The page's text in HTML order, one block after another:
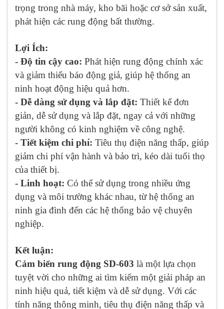
trọng trong nhà máy, kho bãi hoặc cơ sở sản xuất,
phát hiện các rung động bất thường.
Lợi Ích:
- Độ tin cậy cao: Phát hiện rung động chính xác
và giảm thiểu báo động giả, giúp hệ thống an
ninh hoạt động hiệu quả hơn.
- Dễ dàng sử dụng và lắp đặt: Thiết kế đơn
giản, dễ sử dụng và lắp đặt, ngay cả với những
người không có kinh nghiệm về công nghệ.
- Tiết kiệm chi phí: Tiêu thụ điện năng thấp, giúp
giảm chi phí vận hành và bảo trì, kéo dài tuổi thọ
của thiết bị.
- Linh hoạt: Có thể sử dụng trong nhiều ứng
dụng và môi trường khác nhau, từ hệ thống an
ninh gia đình đến các hệ thống bảo vệ chuyên
nghiệp.
Kết luận:
Cảm biến rung động SD-603 là một lựa chọn
tuyệt vời cho những ai tìm kiếm một giải pháp an
ninh hiệu quả, tiết kiệm và dễ sử dụng. Với các
tính năng thông minh, tiêu thụ điện năng thấp và